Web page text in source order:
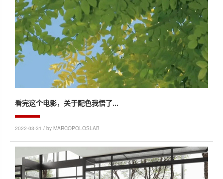
看完这个电影，关于配色我悟了...
2022-03-31 / by MARCOPOLOSLAB